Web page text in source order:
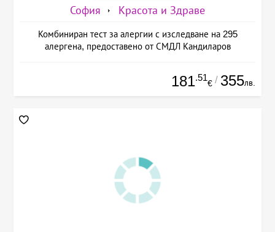
София Красота и Здраве
Комбиниран тест за алергии с изследване на 295
алергена, предоставено от СМДЛ Кандиларов
181.51
€ / 355лв.